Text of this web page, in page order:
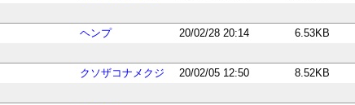
ヘンプ 20/02/28 20:14 6.53KB
クソザコナメクジ 20/02/05 12:50 8.52KB